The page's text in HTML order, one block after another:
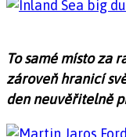
To samé místo za
zároveň hranicí
den neuvěřitelně